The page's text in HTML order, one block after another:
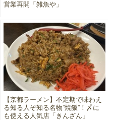
営業再開「雑魚や」
【京都ラーメン】不定期で味わえ
る知る人ぞ知る名物”焼飯”！〆に
も使える人気店「きんざん」